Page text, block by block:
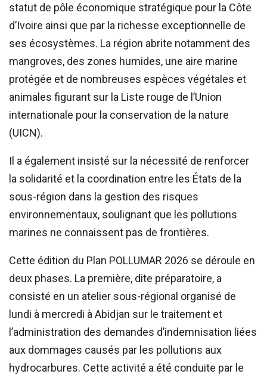
statut de pôle économique stratégique pour la Côte
d’Ivoire ainsi que par la richesse exceptionnelle de
ses écosystèmes. La région abrite notamment des
mangroves, des zones humides, une aire marine
protégée et de nombreuses espèces végétales et
animales figurant sur la Liste rouge de l’Union
internationale pour la conservation de la nature
(UICN).
Il a également insisté sur la nécessité de renforcer
la solidarité et la coordination entre les États de la
sous-région dans la gestion des risques
environnementaux, soulignant que les pollutions
marines ne connaissent pas de frontières.
Cette édition du Plan POLLUMAR 2026 se déroule en
deux phases. La première, dite préparatoire, a
consisté en un atelier sous-régional organisé de
lundi à mercredi à Abidjan sur le traitement et
l’administration des demandes d’indemnisation liées
aux dommages causés par les pollutions aux
hydrocarbures. Cette activité a été conduite par le